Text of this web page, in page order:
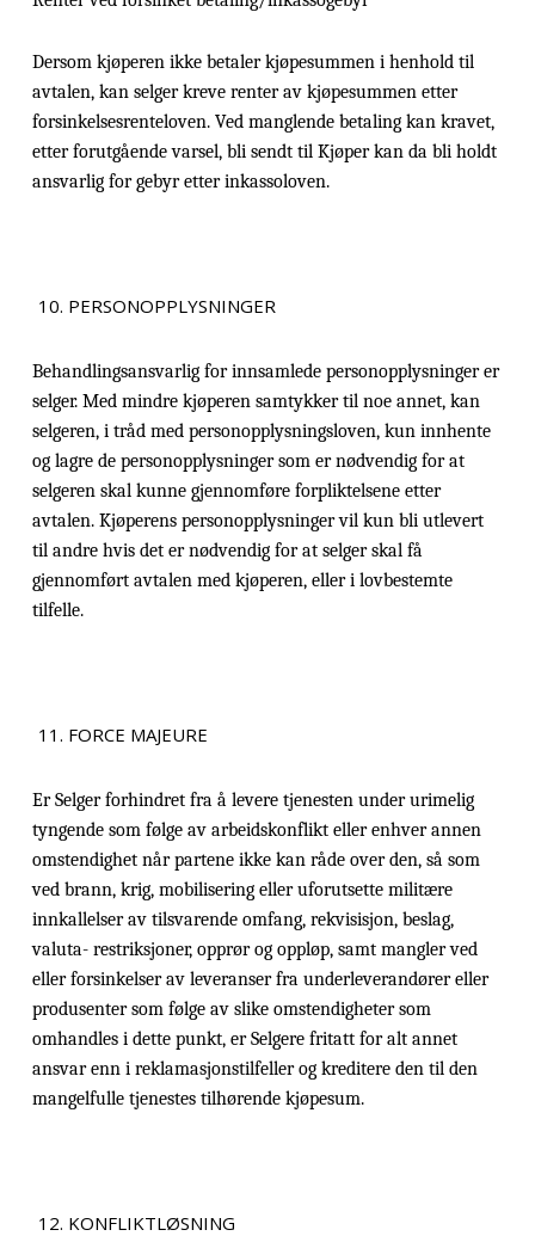
Dersom kjøperen ikke betaler kjøpesummen i henhold til
avtalen, kan selger kreve renter av kjøpesummen etter
forsinkelsesrenteloven. Ved manglende betaling kan kravet,
etter forutgående varsel, bli sendt til Kjøper kan da bli holdt
ansvarlig for gebyr etter inkassoloven.
PERSONOPPLYSNINGER
Behandlingsansvarlig for innsamlede personopplysninger er
selger. Med mindre kjøperen samtykker til noe annet, kan
selgeren, i tråd med personopplysningsloven, kun innhente
og lagre de personopplysninger som er nødvendig for at
selgeren skal kunne gjennomføre forpliktelsene etter
avtalen. Kjøperens personopplysninger vil kun bli utlevert
til andre hvis det er nødvendig for at selger skal få
gjennomført avtalen med kjøperen, eller i lovbestemte
tilfelle.
FORCE MAJEURE
Er Selger forhindret fra å levere tjenesten under urimelig
tyngende som følge av arbeidskonflikt eller enhver annen
omstendighet når partene ikke kan råde over den, så som
ved brann, krig, mobilisering eller uforutsette militære
innkallelser av tilsvarende omfang, rekvisisjon, beslag,
valuta- restriksjoner, opprør og oppløp, samt mangler ved
eller forsinkelser av leveranser fra underleverandører eller
produsenter som følge av slike omstendigheter som
omhandles i dette punkt, er Selgere fritatt for alt annet
ansvar enn i reklamasjonstilfeller og kreditere den til den
mangelfulle tjenestes tilhørende kjøpesum.
KONFLIKTLØSNING